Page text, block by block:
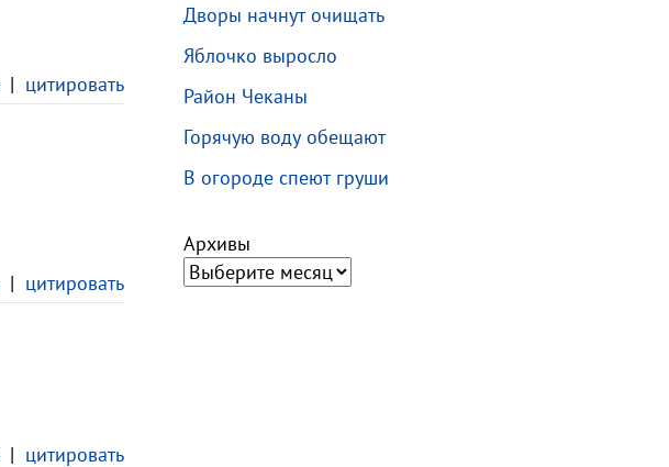
| цитировать
| цитировать
| цитировать
Дворы начнут очищать
Яблочко выросло
Район Чеканы
Горячую воду обещают
В огороде спеют груши
Архивы